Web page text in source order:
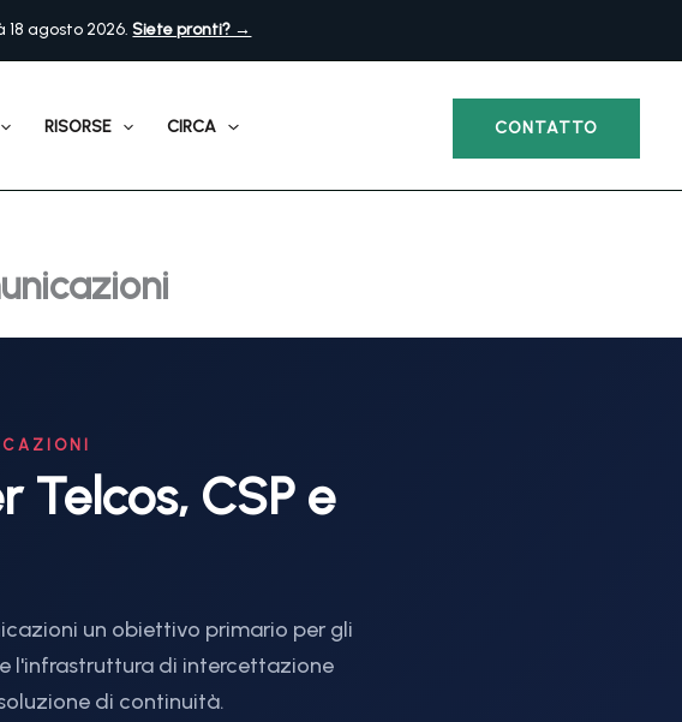
18 agosto 2026.Siete pronti? →
RISORSE CIRCA CONTATTO
Telcos, CSP e
un obiettivo primario per gli
l'infrastruttura di intercettazione
di continuità.